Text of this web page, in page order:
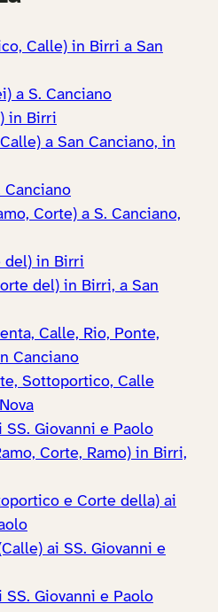
Calle) in Birri a San
a S. Canciano
in Birri
a San Canciano, in
Canciano
Corte) a S. Canciano,
del) in Birri
del) in Birri, a San
Calle, Rio, Ponte,
Canciano
Sottoportico, Calle
SS. Giovanni e Paolo
Corte, Ramo) in Birri,
e Corte della) ai
ai SS. Giovanni e
SS. Giovanni e Paolo